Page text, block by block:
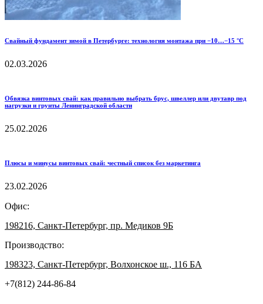
Свайный фундамент зимой в Петербурге: технология монтажа при −10…−15 °C
02.03.2026
Обвязка винтовых свай: как правильно выбрать брус, швеллер или двутавр под
нагрузки и грунты Ленинградской области
25.02.2026
Плюсы и минусы винтовых свай: честный список без маркетинга
23.02.2026
Офис:
198216, Санкт-Петербург, пр. Медиков 9Б
Производство:
198323, Санкт-Петербург, Волхонское ш., 116 БА
+7(812) 244-86-84